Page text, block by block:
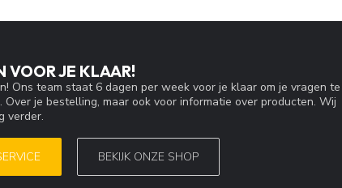
VOOR JE KLAAR!
Ons team staat 6 dagen per week voor je klaar om je vragen te
Over je bestelling, maar ook voor informatie over producten. Wij
verder.
BEKIJK ONZE SHOP